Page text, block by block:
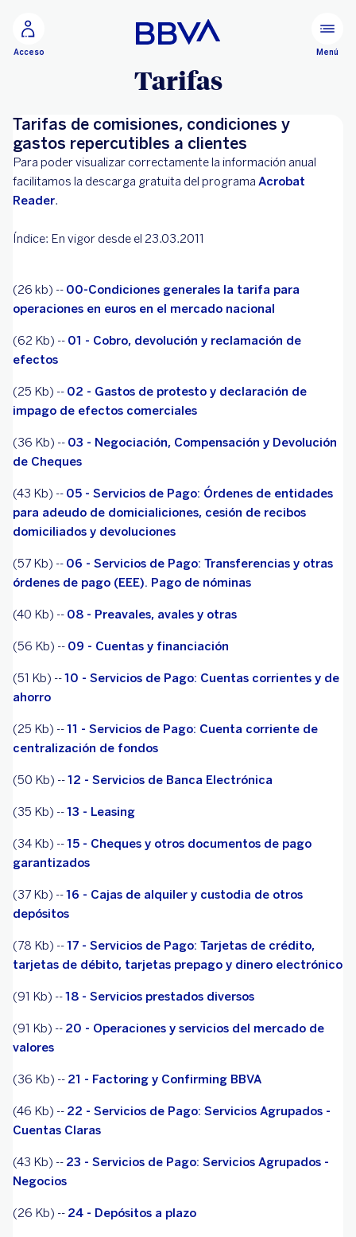
Acceso Menú
Tarifas
Tarifas de comisiones, condiciones y
gastos repercutibles a clientes
Para poder visualizar correctamente la información anual
facilitamos la descarga gratuita del programa Acrobat
Reader.
Índice: En vigor desde el 23.03.2011
(26 kb) -- 00-Condiciones generales la tarifa para
operaciones en euros en el mercado nacional
(62 Kb) -- 01 - Cobro, devolución y reclamación de
efectos
(25 Kb) -- 02 - Gastos de protesto y declaración de
impago de efectos comerciales
(36 Kb) -- 03 - Negociación, Compensación y Devolución
de Cheques
(43 Kb) -- 05 - Servicios de Pago: Órdenes de entidades
para adeudo de domicialiciones, cesión de recibos
domiciliados y devoluciones
(57 Kb) -- 06 - Servicios de Pago: Transferencias y otras
órdenes de pago (EEE). Pago de nóminas
(40 Kb) -- 08 - Preavales, avales y otras
(56 Kb) -- 09 - Cuentas y financiación
(51 Kb) --10 - Servicios de Pago: Cuentas corrientes y de
ahorro
(25 Kb) --11 - Servicios de Pago: Cuenta corriente de
centralización de fondos
(50 Kb) --12 - Servicios de Banca Electrónica
(35 Kb) --13 - Leasing
(34 Kb) --15 - Cheques y otros documentos de pago
garantizados
(37 Kb) --16 - Cajas de alquiler y custodia de otros
depósitos
(78 Kb) --17 - Servicios de Pago: Tarjetas de crédito,
tarjetas de débito, tarjetas prepago y dinero electrónico
(91 Kb) --18 - Servicios prestados diversos
(91 Kb) -- 20 - Operaciones y servicios del mercado de
valores
(36 Kb) -- 21 - Factoring y Confirming BBVA
(46 Kb) -- 22 - Servicios de Pago: Servicios Agrupados -
Cuentas Claras
(43 Kb) -- 23 - Servicios de Pago: Servicios Agrupados -
Negocios
(26 Kb) -- 24 - Depósitos a plazo